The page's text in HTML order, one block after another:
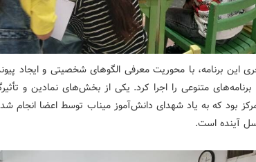
این برنامه، با محوریت معرفی الگوهای شخصیتی و ایجاد
متنوعی را اجرا کرد. یکی از بخش‌های نمادین و
بود که به یاد شهدای دانش‌آموز میناب توسط اعضا انجام
آینده است.